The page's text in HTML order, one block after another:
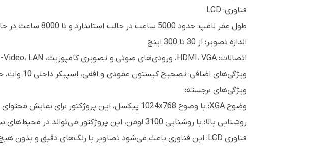
فناوری: LCD
طول عمر لامپ: حدود 5000 ساعت در حالت استاندارد و تا 8000 ساعت در حالت اقتصادی
اندازه تصویر: از 30 تا 300 اینچ
اتصالات: HDMI، VGA، ورودی‌های صوتی و تصویری کامپوزیت، S-Video، LAN (برای کنترل از راه دور)
ویژگی‌های اضافی: تصحیح کیستون عمودی و افقی، اسپیکر داخلی 10 وات، حالت‌های مختلف تصویر
ویژگی‌های برجسته:
وضوح XGA: با وضوح 1024x768 پیکسل، این پروژکتور برای نمایش محتوای متنی و تصویری مناسب است و انتخابی خوب برای ارائه‌ها و جلسات کاری است.
روشنایی بالا: با روشنایی 3100 لومن، این پروژکتور می‌تواند در محیط‌های نسبتاً روشن نیز تصاویر واضح و قابل مشاهده‌ای ارائه دهد.
فناوری LCD: این فناوری باعث می‌شود تصاویر با رنگ‌های دقیق و بدون هیچ‌گونه رنگین‌کمانی نمایش داده شوند.